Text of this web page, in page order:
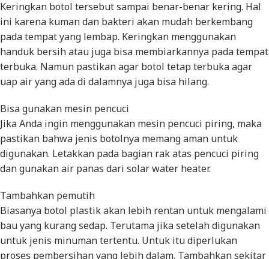
Keringkan botol tersebut sampai benar-benar kering. Hal
ini karena kuman dan bakteri akan mudah berkembang
pada tempat yang lembap. Keringkan menggunakan
handuk bersih atau juga bisa membiarkannya pada tempat
terbuka. Namun pastikan agar botol tetap terbuka agar
uap air yang ada di dalamnya juga bisa hilang.
Bisa gunakan mesin pencuci
Jika Anda ingin menggunakan mesin pencuci piring, maka
pastikan bahwa jenis botolnya memang aman untuk
digunakan. Letakkan pada bagian rak atas pencuci piring
dan gunakan air panas dari solar water heater.
Tambahkan pemutih
Biasanya botol plastik akan lebih rentan untuk mengalami
bau yang kurang sedap. Terutama jika setelah digunakan
untuk jenis minuman tertentu. Untuk itu diperlukan
proses pembersihan yang lebih dalam. Tambahkan sekitar